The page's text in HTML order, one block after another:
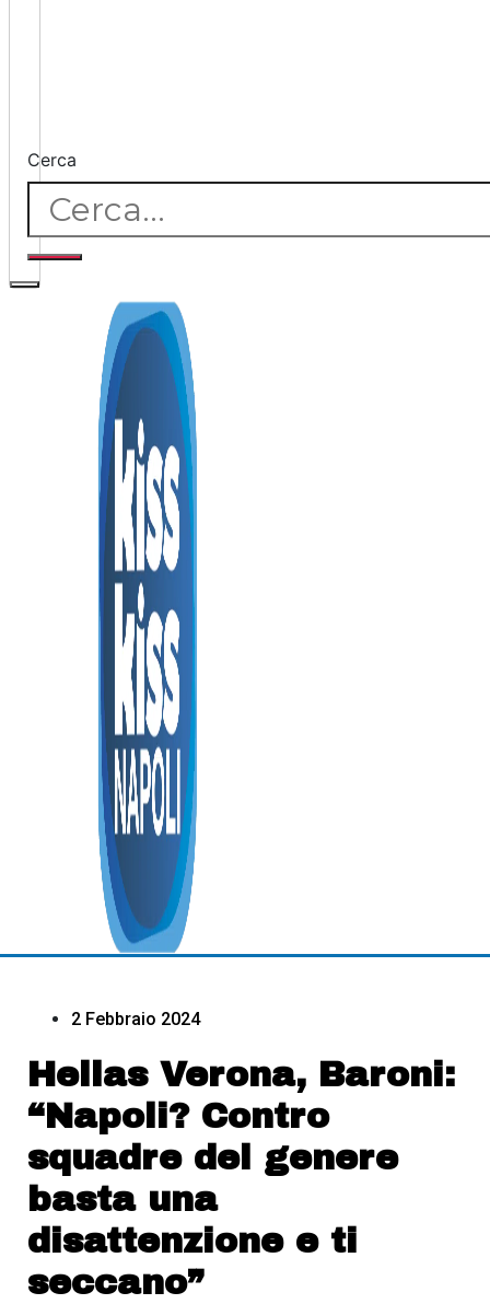
Cerca
2 Febbraio 2024
Hellas Verona, Baroni:
“Napoli? Contro
squadre del genere
basta una
disattenzione e ti
seccano”